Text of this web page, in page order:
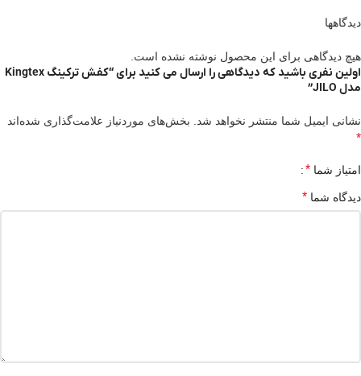
دیدگاهها
هیچ دیدگاهی برای این محصول نوشته نشده است.
اولین نفری باشید که دیدگاهی را ارسال می کنید برای “کفش ترکینگ Kingtex
مدل JILO”
نشانی ایمیل شما منتشر نخواهد شد. بخش‌های موردنیاز علامت‌گذاری شده‌اند
*
امتیاز شما *
دیدگاه شما *